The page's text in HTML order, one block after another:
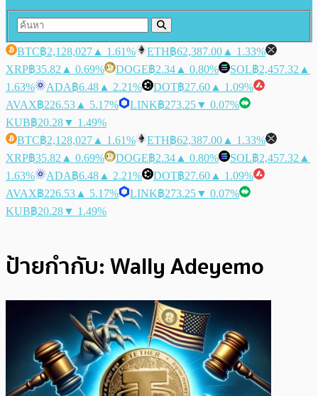
BTC฿2,128,027 ▲ 1.61% ETH฿62,387.00 ▲ 1.33%
XRP฿35.82 ▲ 0.69% DOGE฿2.34 ▲ 0.80% SOL฿2,457.32 ▲
1.63%
ADA฿6.48 ▲ 2.21% DOT฿27.60 ▲ 1.09%
AVAX฿226.53 ▲ 5.17% LINK฿273.25▼ 0.07%
KUB฿20.28▼ 1.49%
BTC฿2,128,027 ▲ 1.61% ETH฿62,387.00 ▲ 1.33%
XRP฿35.82 ▲ 0.69% DOGE฿2.34 ▲ 0.80% SOL฿2,457.32 ▲
1.63%
ADA฿6.48 ▲ 2.21% DOT฿27.60 ▲ 1.09%
AVAX฿226.53 ▲ 5.17% LINK฿273.25▼ 0.07%
KUB฿20.28▼ 1.49%
ป้ายกำกับ:Wally Adeyemo